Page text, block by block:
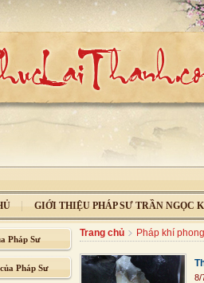
GIỚI THIỆU PHÁP SƯ TRẦN NGỌC
Pháp Sư
Pháp Sư
Trang chủ Pháp khí
8/